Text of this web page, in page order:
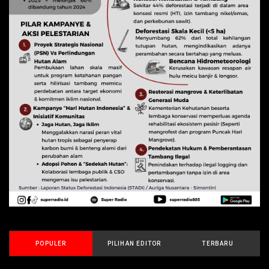
POPULER PILIHAN EDITOR TERBARU